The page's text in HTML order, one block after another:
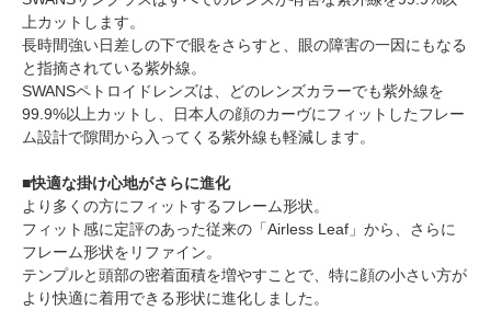
上カットします。
長時間強い日差しの下で眼をさらすと、眼の障害の一因にもなる
と指摘されている紫外線。
SWANSペトロイドレンズは、どのレンズカラーでも紫外線を
99.9%以上カットし、日本人の顔のカーヴにフィットしたフレー
ム設計で隙間から入ってくる紫外線も軽減します。
■快適な掛け心地がさらに進化
より多くの方にフィットするフレーム形状。
フィット感に定評のあった従来の「Airless Leaf」から、さらに
フレーム形状をリファイン。
テンプルと頭部の密着面積を増やすことで、特に顔の小さい方が
より快適に着用できる形状に進化しました。